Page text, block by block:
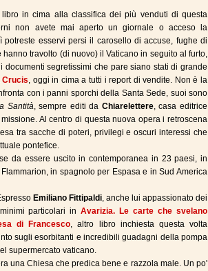
in cima alla classifica dei più venduti di questa
non avete mai aperto un giornale o acceso la
esservi persi il carosello di accuse, fughe di
travolto (di nuovo) il Vaticano in seguito al furto,
segretissimi che pare siano stati di grande
Crucis, oggi in cima a tutti i report di vendite. Non è la
con i panni sporchi della Santa Sede, suoi sono
Santità, sempre editi da Chiarelettere, casa editrice
Al centro di questa nuova opera i retroscena
tra sacche di poteri, privilegi e oscuri interessi che
pontefice.
da essere uscito in contemporanea in 23 paesi, in
in spagnolo per Espasa e in Sud America
Emiliano Fittipaldi, anche lui appassionato dei
particolari inAvarizia. Le carte che svelano
di Francesco, altro libro inchiesta questa volta
sugli esorbitanti e incredibili guadagni della pompa
supermercato vaticano.
una Chiesa che predica bene e razzola male. Un po'